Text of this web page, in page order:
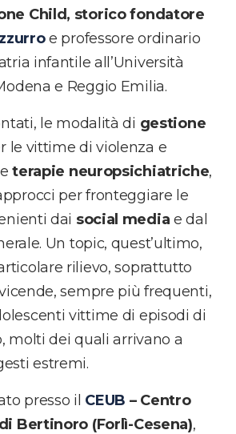
Child, storico fondatore
e professore ordinario
infantile all’Università
e Reggio Emilia.
le modalità di gestione
le vittime di violenza e
terapie neuropsichiatriche,
per fronteggiare le
dai social media e dal
Un topic, quest’ultimo,
rilievo, soprattutto
sempre più frequenti,
vittime di episodi di
molti dei quali arrivano a
estremi.
presso il CEUB – Centro
Bertinoro (Forlì-Cesena),